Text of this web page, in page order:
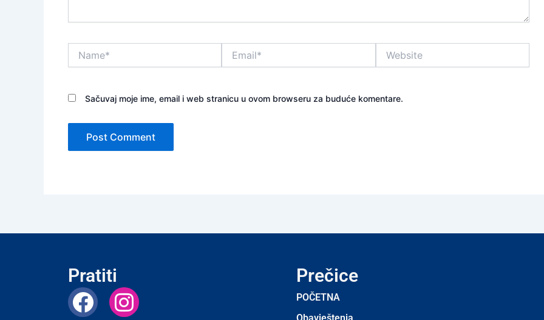
Sačuvaj moje ime, email i web stranicu u ovom browseru za buduće komentare.
Pratiti
F
I
Prečice
POČETNA